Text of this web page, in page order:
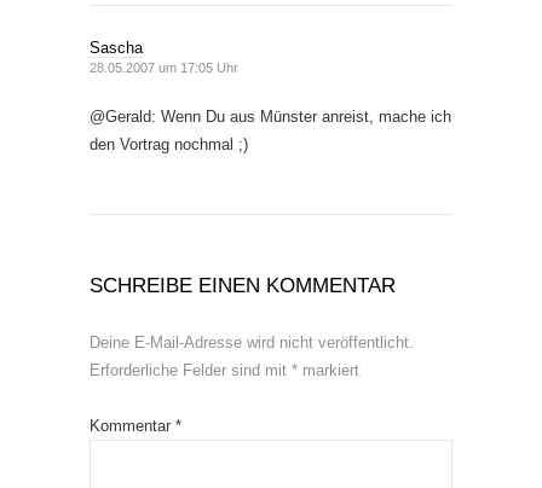
Sascha
28.05.2007 um 17:05 Uhr
@Gerald: Wenn Du aus Münster anreist, mache ich
den Vortrag nochmal ;)
SCHREIBE EINEN KOMMENTAR
Deine E-Mail-Adresse wird nicht veröffentlicht.
Erforderliche Felder sind mit * markiert
Kommentar *